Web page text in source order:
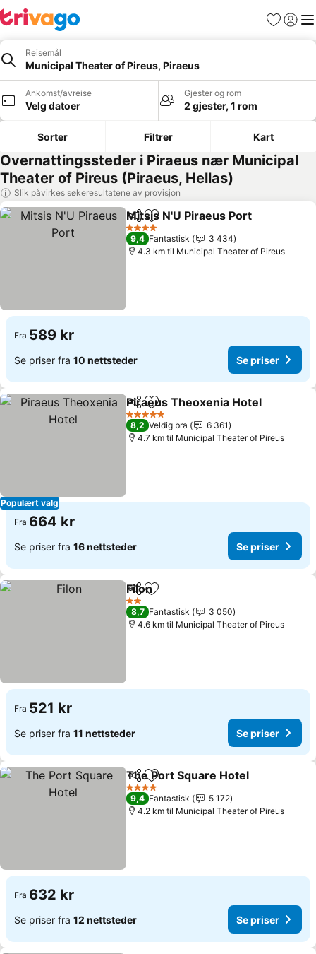
Favoritter
Logg
Reisemål
Municipal Theater of Pireus, Piraeus
Ankomst/avreise
Velg datoer
Gjester og rom
2 gjester, 1 rom
Sorter Filtrer Kart
Overnattingssteder i Piraeus nær Municipal
Theater of Pireus (Piraeus, Hellas)
Slik påvirkes søkeresultatene av provisjon
Del Legg til i favoritter
Mitsis N'U Piraeus Port
4 Stjerner
9,4 Fantastisk
3 434
4.3 km til Municipal Theater of Pireus
Fra 589 kr
Se priser fra 10 nettsteder Se priser
Populært valg
Del Legg til i favoritter
Piraeus Theoxenia Hotel
5 Stjerner
8,2 Veldig bra
6 361
4.7 km til Municipal Theater of Pireus
Fra 664 kr
Se priser fra 16 nettsteder Se priser
Del Legg til i favoritter
Filon
2 Stjerner
8,7 Fantastisk
3 050
4.6 km til Municipal Theater of Pireus
Fra 521 kr
Se priser fra 11 nettsteder Se priser
Del Legg til i favoritter
The Port Square Hotel
4 Stjerner
9,4 Fantastisk
5 172
4.2 km til Municipal Theater of Pireus
Fra 632 kr
Se priser fra 12 nettsteder Se priser